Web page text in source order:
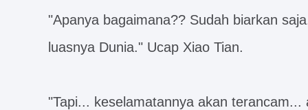
"Apanya bagaimana?? Sudah biarkan
luasnya Dunia." Ucap Xiao Tian.
"Tapi... keselamatannya akan